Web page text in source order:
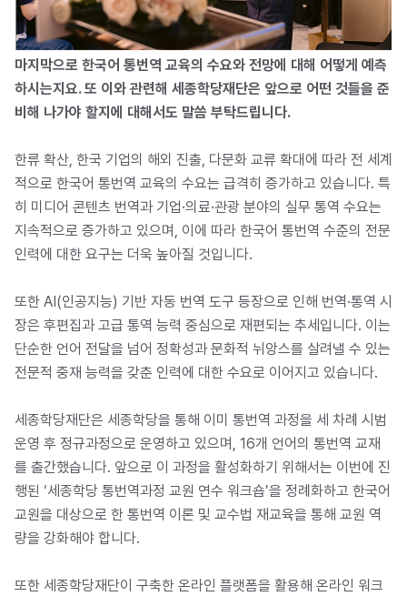
마지막으로 한국어 통번역 교육의 수요와 전망에 대해 어떻게 예측
하시는지요. 또 이와 관련해 세종학당재단은 앞으로 어떤 것들을 준
비해 나가야 할지에 대해서도 말씀 부탁드립니다.
한류 확산, 한국 기업의 해외 진출, 다문화 교류 확대에 따라 전 세계
적으로 한국어 통번역 교육의 수요는 급격히 증가하고 있습니다. 특
히 미디어 콘텐츠 번역과 기업·의료·관광 분야의 실무 통역 수요는
지속적으로 증가하고 있으며, 이에 따라 한국어 통번역 수준의 전문
인력에 대한 요구는 더욱 높아질 것입니다.
또한 AI(인공지능) 기반 자동 번역 도구 등장으로 인해 번역·통역 시
장은 후편집과 고급 통역 능력 중심으로 재편되는 추세입니다. 이는
단순한 언어 전달을 넘어 정확성과 문화적 뉘앙스를 살려낼 수 있는
전문적 중재 능력을 갖춘 인력에 대한 수요로 이어지고 있습니다.
세종학당재단은 세종학당을 통해 이미 통번역 과정을 세 차례 시범
운영 후 정규과정으로 운영하고 있으며, 16개 언어의 통번역 교재
를 출간했습니다. 앞으로 이 과정을 활성화하기 위해서는 이번에 진
행된 ‘세종학당 통번역과정 교원 연수 워크숍’을 정례화하고 한국어
교원을 대상으로 한 통번역 이론 및 교수법 재교육을 통해 교원 역
량을 강화해야 합니다.
또한 세종학당재단이 구축한 온라인 플랫폼을 활용해 온라인 워크